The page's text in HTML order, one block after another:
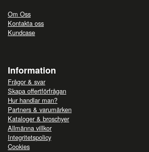
Om Oss
Kontakta oss
Kundcase
Information
Frågor & svar
Skapa offertförfrågan
Hur handlar man?
Partners & varumärken
Kataloger & broschyer
Allmänna villkor
Integritetspolicy
Cookies